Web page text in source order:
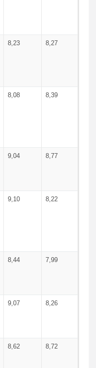
8,23 8,27
8,08 8,39
9,04 8,77
9,10 8,22
8,44 7,99
9,07 8,26
8,62 8,72